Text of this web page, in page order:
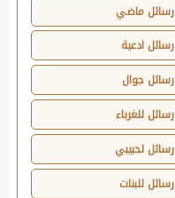
رسائل ماضي
رسائل ادعية
رسائل جوال
رسائل للغرباء
رسائل لحبيبي
رسائل للبنات